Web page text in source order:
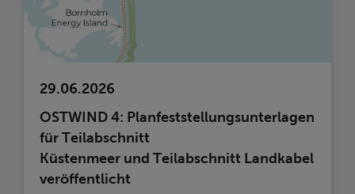
29.06.2026
OSTWIND 4: Planfeststellungsunterlagen
für Teilabschnitt
Küstenmeer und Teilabschnitt Landkabel
veröffentlicht